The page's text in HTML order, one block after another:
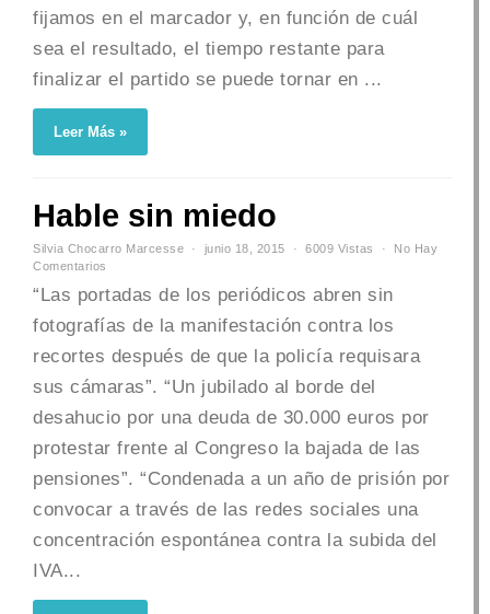
fijamos en el marcador y, en función de cuál
sea el resultado, el tiempo restante para
finalizar el partido se puede tornar en ...
Leer Más »
Hable sin miedo
Silvia Chocarro Marcesse junio 18, 2015 6009 Vistas
No Hay
Comentarios
“Las portadas de los periódicos abren sin
fotografías de la manifestación contra los
recortes después de que la policía requisara
sus cámaras”. “Un jubilado al borde del
desahucio por una deuda de 30.000 euros por
protestar frente al Congreso la bajada de las
pensiones”. “Condenada a un año de prisión por
convocar a través de las redes sociales una
concentración espontánea contra la subida del
IVA...